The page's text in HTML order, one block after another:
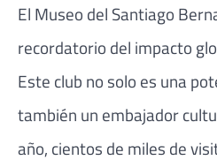
El Museo del Santiago
recordatorio del impacto
Este club no solo es una
también un embajador
año, cientos de miles de